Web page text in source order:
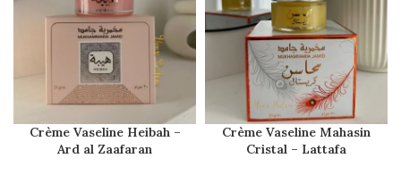
Crème Vaseline Heibah –
Ard al Zaafaran
Crème Vaseline Mahasin
Cristal – Lattafa